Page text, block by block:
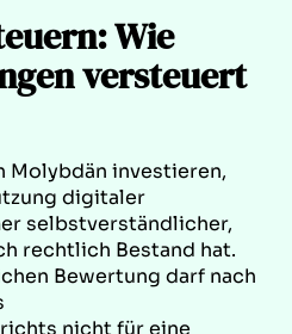
Wie
versteuert
Molybdän investieren,
digitaler
selbstverständlicher,
rechtlich Bestand hat.
Bewertung darf nach
nicht für eine